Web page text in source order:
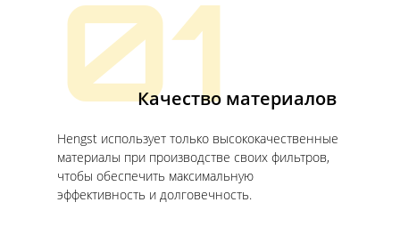
01
Качество материалов
Hengst использует только высококачественные
материалы при производстве своих фильтров,
чтобы обеспечить максимальную
эффективность и долговечность.